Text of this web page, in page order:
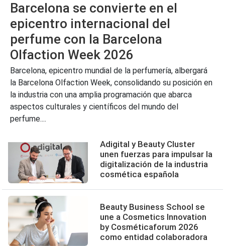
Barcelona se convierte en el
epicentro internacional del
perfume con la Barcelona
Olfaction Week 2026
Barcelona, epicentro mundial de la perfumería, albergará
la Barcelona Olfaction Week, consolidando su posición en
la industria con una amplia programación que abarca
aspectos culturales y científicos del mundo del
perfume....
Adigital y Beauty Cluster
unen fuerzas para impulsar la
digitalización de la industria
cosmética española
Beauty Business School se
une a Cosmetics Innovation
by Cosméticaforum 2026
como entidad colaboradora